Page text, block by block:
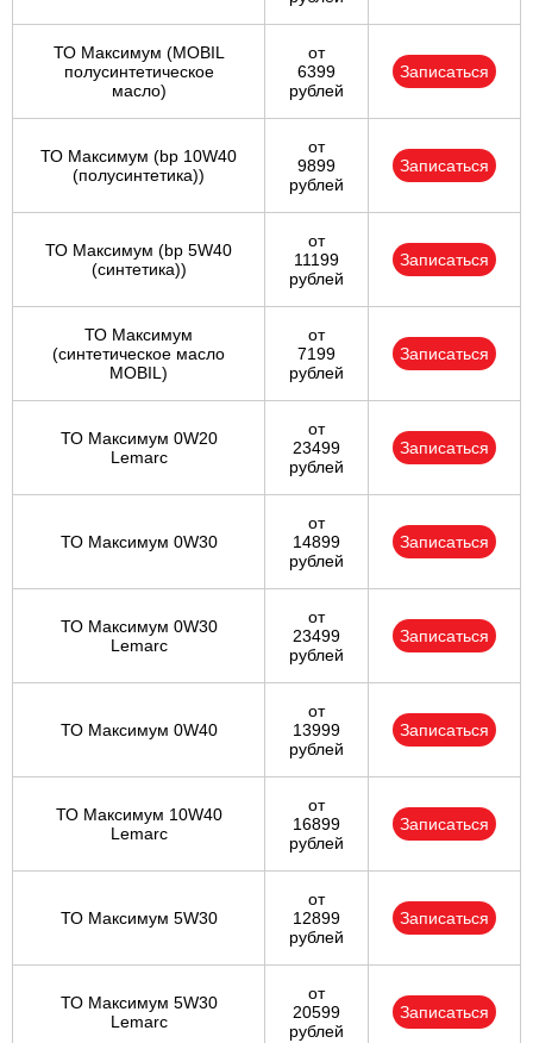
ТО Максимум (MOBIL
полуcинтетическое
масло)
от
6399
рублей
Записаться
ТО Максимум (bp 10W40
(полусинтетика))
от
9899
рублей
Записаться
ТО Максимум (bp 5W40
(синтетика))
от
11199
рублей
Записаться
ТО Максимум
(cинтетическое масло
MOBIL)
от
7199
рублей
Записаться
ТО Максимум 0W20
Lemarc
от
23499
рублей
Записаться
ТО Максимум 0W30
от
14899
рублей
Записаться
ТО Максимум 0W30
Lemarc
от
23499
рублей
Записаться
ТО Максимум 0W40
от
13999
рублей
Записаться
ТО Максимум 10W40
Lemarc
от
16899
рублей
Записаться
ТО Максимум 5W30
от
12899
рублей
Записаться
ТО Максимум 5W30
Lemarc
от
20599
рублей
Записаться